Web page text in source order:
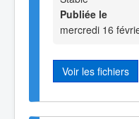
Publiée le
mercredi 16
Voir les fichiers